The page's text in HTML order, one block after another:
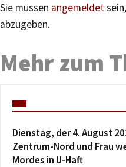
Sie müssen angemeldet
abzugeben.
Mehr zum
Dienstag, der 4. August
Zentrum-Nord und Frau
Mordes in U-Haft